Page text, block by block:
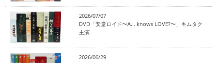
2026/07/07
DVD「安堂ロイド〜A.I. knows LOVE?〜」キムタク
主演
2026/06/29